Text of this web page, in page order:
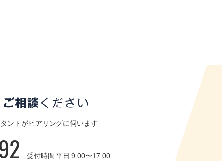
ントがヒアリングに伺います
受付時間 平日 9:00〜17:00